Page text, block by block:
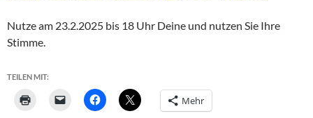
Nutze am 23.2.2025 bis 18 Uhr Deine und nutzen Sie Ihre
Stimme.
TEILEN MIT:
Mehr